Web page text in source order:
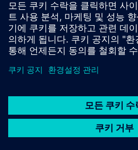
시간이 많이 걸려요.구성된 안전 영
긴 테스트 루프를 피하세요.편차가
크게 줄어들어요.